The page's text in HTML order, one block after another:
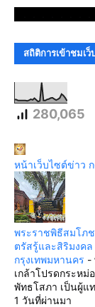
สถิติการเข้าชมเว็
280,065
หน้าเว็บไซต์ข่าว
พระราชพิธีสมโภ
ตรัสรู้และสิริมงค
กรุงเทพมหานคร -
เกล้าโปรดกระห
พัทธโสภา เป็นผู้แ
1 วันที่ผ่านมา